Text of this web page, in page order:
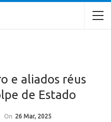
e aliados réus
de Estado
On 26 Mar, 2025